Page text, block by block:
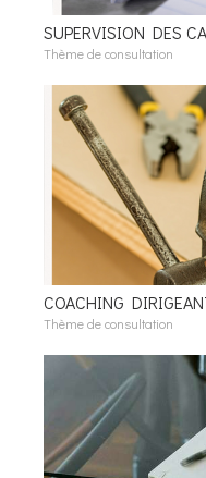
SUPERVISION DES
Thème de consultation
COACHING
Thème de consultation